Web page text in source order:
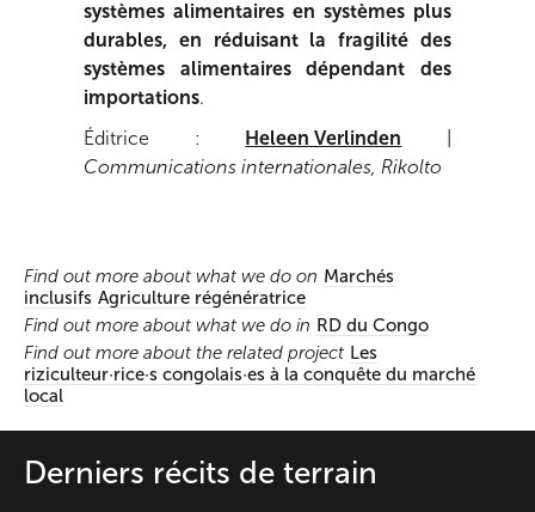
systèmes alimentaires en systèmes plus
durables, en réduisant la fragilité des
systèmes alimentaires dépendant des
importations.
Éditrice :
Heleen Verlinden
Communications internationales, Rikolto
Find out more about what we do on Marchés
inclusifs Agriculture régénératrice
Find out more about what we do in RD du Congo
Find out more about the related project Les
riziculteur·rice·s congolais·es à la conquête du marché
local
Derniers récits de terrain